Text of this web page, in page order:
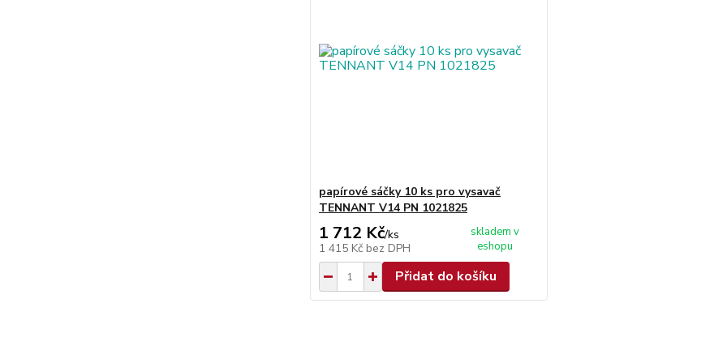
papírové sáčky 10 ks pro vysavač
TENNANT V14 PN 1021825
1 712 Kč/ks
1 415 Kč bez DPH
skladem v
eshopu
Přidat do košíku